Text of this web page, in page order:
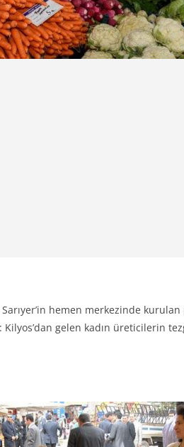
hemen merkezinde
gelen kadın üreticilerin